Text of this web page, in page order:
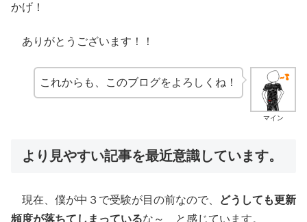
かげ！
ありがとうございます！！
マイン
これからも、このブログをよろしくね！
より見やすい記事を最近意識しています。
現在、僕が中３で受験が目の前なので、
どうしても更新
頻度が落ちてしまっているな～ と感じています。